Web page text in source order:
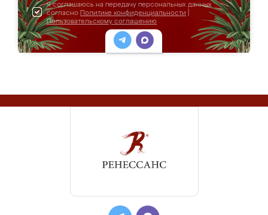
Я соглашаюсь на передачу персональных данных
согласно Политике конфиденциальности
Пользовательскому соглашению